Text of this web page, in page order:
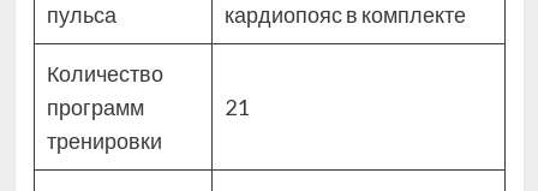
пульса
кардиопояс в комплекте
Количество
программ
тренировки
21